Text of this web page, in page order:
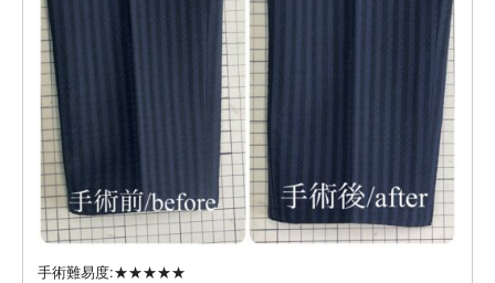
手術難易度:★★★★★